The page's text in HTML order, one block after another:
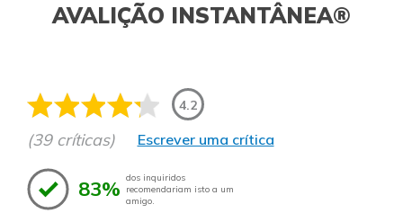
AVALIÇÃO INSTANTÂNEA®
4.2
(39 críticas) Escrever uma crítica
83% dos inquiridos
recomendariam isto a um
amigo.